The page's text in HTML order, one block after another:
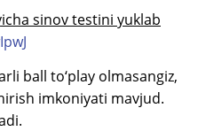
sinov testini yuklab
ball to‘play olmasangiz,
imkoniyati mavjud.